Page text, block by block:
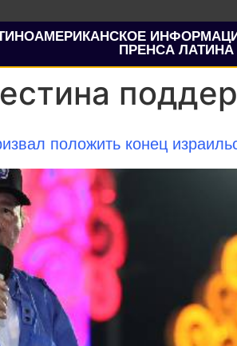
ПРЕНСА ЛАТИНА
положить конец